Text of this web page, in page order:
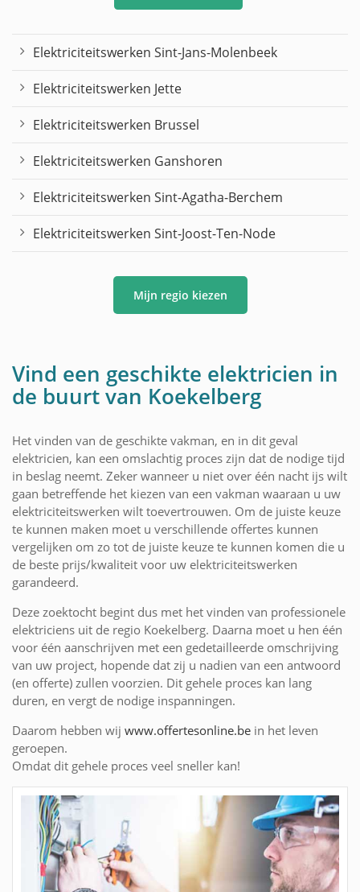
Elektriciteitswerken Sint-Jans-Molenbeek
Elektriciteitswerken Jette
Elektriciteitswerken Brussel
Elektriciteitswerken Ganshoren
Elektriciteitswerken Sint-Agatha-Berchem
Elektriciteitswerken Sint-Joost-Ten-Node
Mijn regio kiezen
Vind een geschikte elektricien in
de buurt van Koekelberg
Het vinden van de geschikte vakman, en in dit geval
elektricien, kan een omslachtig proces zijn dat de nodige tijd
in beslag neemt. Zeker wanneer u niet over één nacht ijs wilt
gaan betreffende het kiezen van een vakman waaraan u uw
elektriciteitswerken wilt toevertrouwen. Om de juiste keuze
te kunnen maken moet u verschillende offertes kunnen
vergelijken om zo tot de juiste keuze te kunnen komen die u
de beste prijs/kwaliteit voor uw elektriciteitswerken
garandeerd.
Deze zoektocht begint dus met het vinden van professionele
elektriciens uit de regio Koekelberg. Daarna moet u hen één
voor één aanschrijven met een gedetailleerde omschrijving
van uw project, hopende dat zij u nadien van een antwoord
(en offerte) zullen voorzien. Dit gehele proces kan lang
duren, en vergt de nodige inspanningen.
Daarom hebben wij www.offertesonline.be in het leven
geroepen.
Omdat dit gehele proces veel sneller kan!